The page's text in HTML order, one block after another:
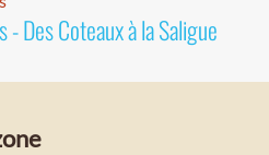
Des Coteaux à la Saligue